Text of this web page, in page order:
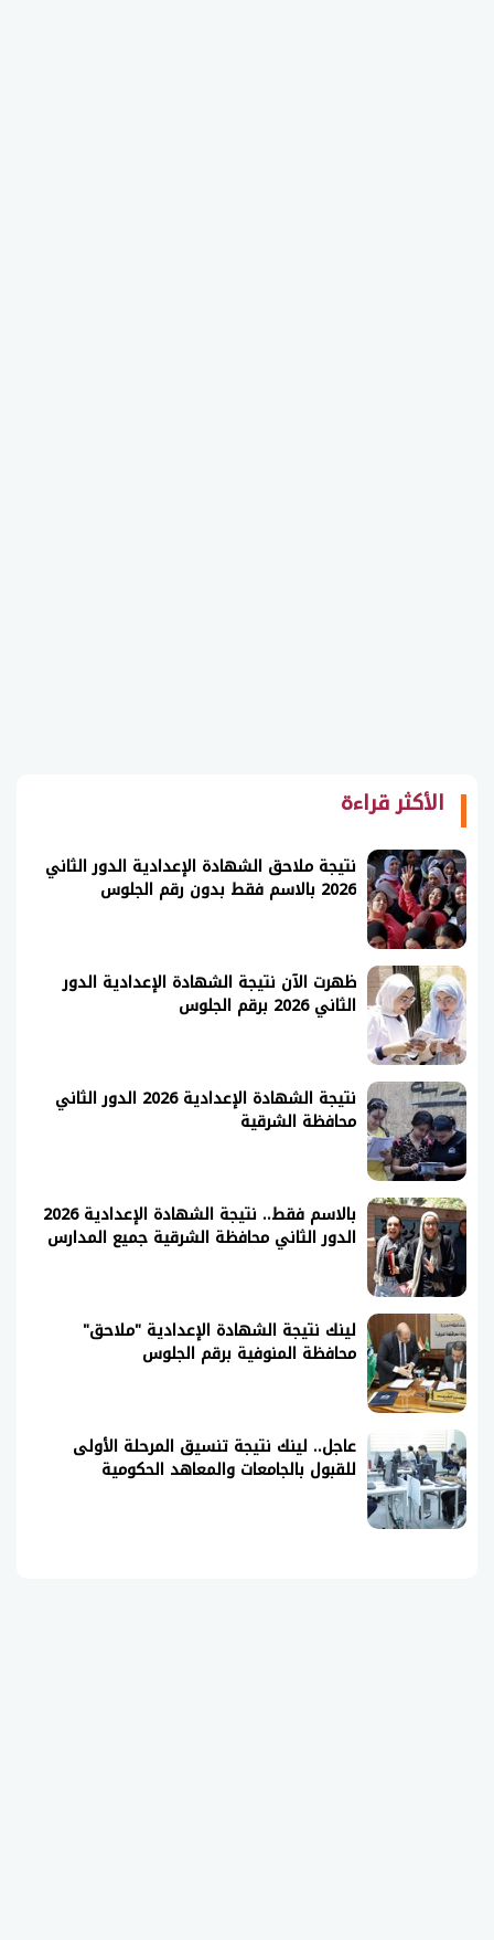
الأكثر قراءة
نتيجة ملاحق الشهادة الإعدادية الدور الثاني
2026 بالاسم فقط بدون رقم الجلوس
ظهرت الآن نتيجة الشهادة الإعدادية الدور
الثاني 2026 برقم الجلوس
نتيجة الشهادة الإعدادية 2026 الدور الثاني
محافظة الشرقية
بالاسم فقط.. نتيجة الشهادة الإعدادية 2026
الدور الثاني محافظة الشرقية جميع المدارس
لينك نتيجة الشهادة الإعدادية "ملاحق"
محافظة المنوفية برقم الجلوس
عاجل.. لينك نتيجة تنسيق المرحلة الأولى
للقبول بالجامعات والمعاهد الحكومية